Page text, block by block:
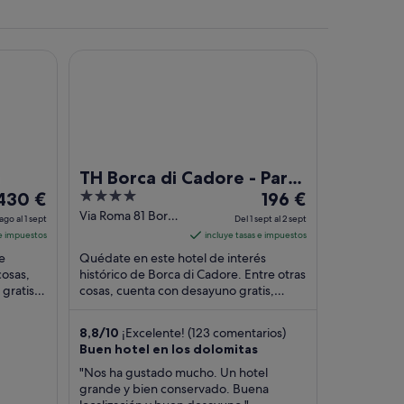
€
€
al 1 sept
impuestos
y
TH Borca di Cadore - Park
Hotel Des Dolomites
4
out
5
Via Roma 81 Borca
El
precio
es
de
196 €
por
del
sept
al
196 €
Del 1 sept al 2 sept
incluye tasas e impuestos
Quédate en este hotel de interés
histórico de Borca di Cadore. Entre otras
cosas, cuenta con desayuno gratis,
8,8/10 ¡Excelente! (123 comentarios)
Buen hotel en los dolomitas
"Nos ha gustado mucho. Un hotel
grande y bien conservado. Buena